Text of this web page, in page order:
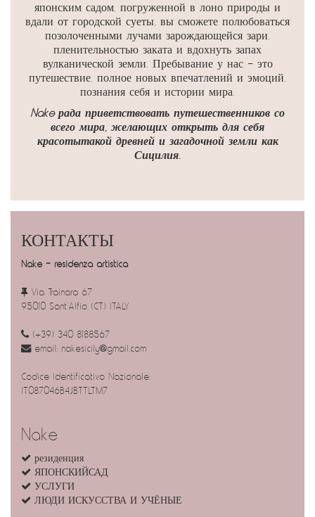
японским садом, погруженной в лоно природы и
вдали от городской суеты, вы сможете полюбоваться
позолоченными лучами зарождающейся зари,
пленительностью заката и вдохнуть запах
вулканической земли. Пребывание у нас – это
путешествие, полное новых впечатлений и эмоций,
познания себя и истории мира.
Nakeрада приветствовать путешественников со
всего мира, желающих открыть для себя
красотытакой древней и загадочной земли как
Сицилия.
КОНТАКТЫ
Nake - residenza artistica
Via Trainara 67
95010 Sant’Alfio (CT) ITALY
(+39) 340 8188567
email: nakesicily@gmail.com
Codice Identificativo Nazionale:
IT087046B4JBTTLTM7
Nake
резиденция
ЯПОНСКИЙСАД
УСЛУГИ
ЛЮДИ ИСКУССТВА И УЧЁНЫЕ